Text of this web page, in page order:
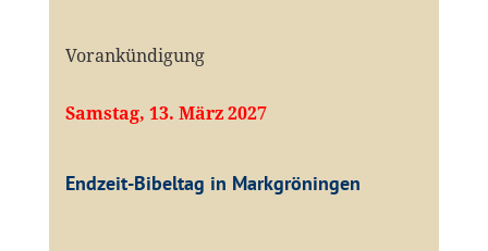
Vorankündigung
Samstag, 13. März 2027
Endzeit-Bibeltag in Markgröningen